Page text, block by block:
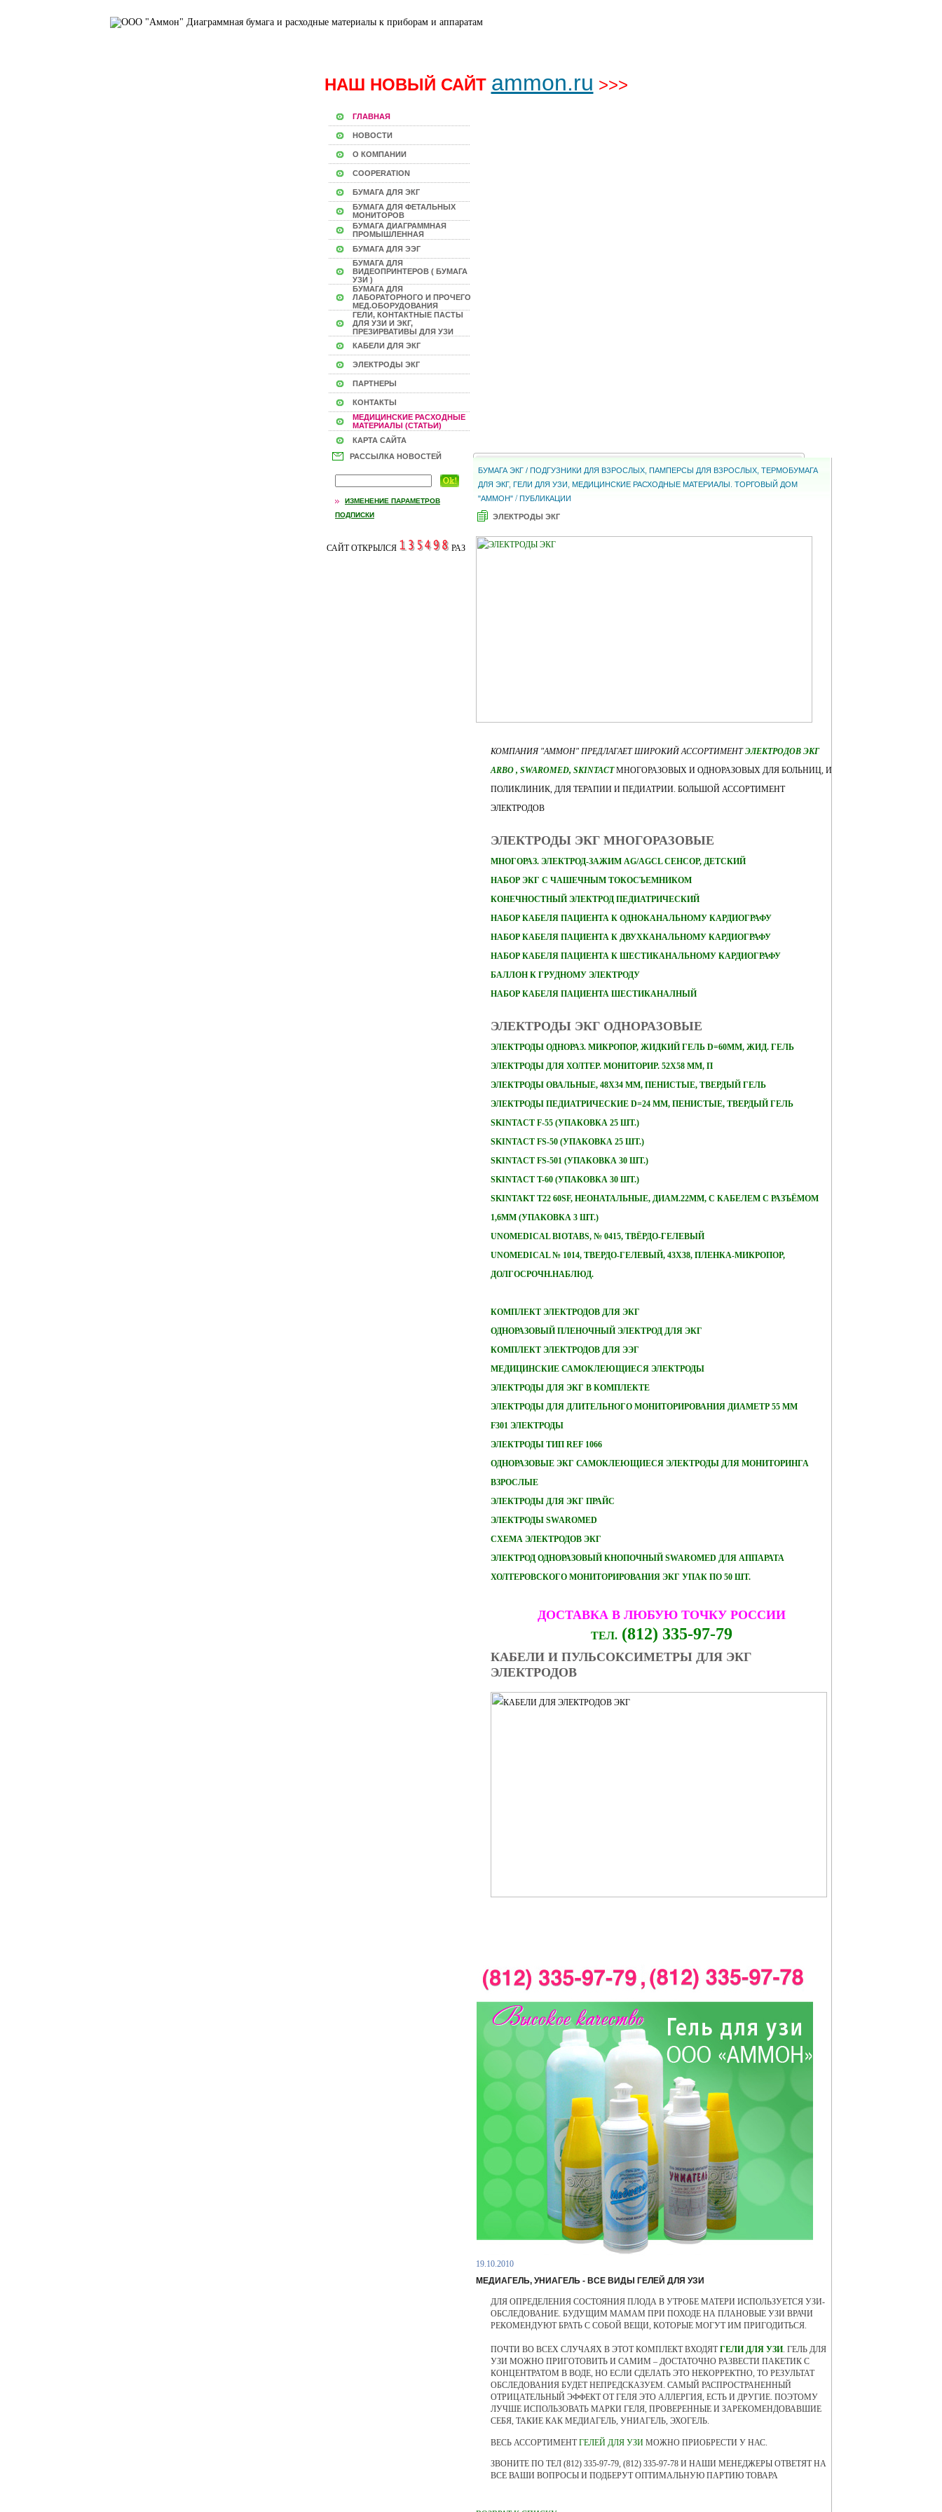
НАШ НОВЫЙ САЙТ ammon.ru >>>
ГЛАВНАЯ
НОВОСТИ
О КОМПАНИИ
COOPERATION
БУМАГА ДЛЯ ЭКГ
БУМАГА ДЛЯ ФЕТАЛЬНЫХ
МОНИТОРОВ
БУМАГА ДИАГРАММНАЯ
ПРОМЫШЛЕННАЯ
БУМАГА ДЛЯ ЭЭГ
БУМАГА ДЛЯ
ВИДЕОПРИНТЕРОВ ( БУМАГА
УЗИ )
БУМАГА ДЛЯ
ЛАБОРАТОРНОГО И ПРОЧЕГО
МЕД.ОБОРУДОВАНИЯ
ГЕЛИ, КОНТАКТНЫЕ ПАСТЫ
ДЛЯ УЗИ И ЭКГ,
ПРЕЗИРВАТИВЫ ДЛЯ УЗИ
КАБЕЛИ ДЛЯ ЭКГ
ЭЛЕКТРОДЫ ЭКГ
ПАРТНЕРЫ
КОНТАКТЫ
МЕДИЦИНСКИЕ РАСХОДНЫЕ
МАТЕРИАЛЫ (СТАТЬИ)
КАРТА САЙТА
РАССЫЛКА НОВОСТЕЙ
ИЗМЕНЕНИЕ ПАРАМЕТРОВ
ПОДПИСКИ
САЙТ ОТКРЫЛСЯ РАЗ
БУМАГА ЭКГ / ПОДГУЗНИКИ ДЛЯ ВЗРОСЛЫХ, ПАМПЕРСЫ ДЛЯ ВЗРОСЛЫХ, ТЕРМОБУМАГА
ДЛЯ ЭКГ, ГЕЛИ ДЛЯ УЗИ, МЕДИЦИНСКИЕ РАСХОДНЫЕ МАТЕРИАЛЫ. ТОРГОВЫЙ ДОМ
"АММОН" /ПУБЛИКАЦИИ
ЭЛЕКТРОДЫ ЭКГ
КОМПАНИЯ "АММОН" ПРЕДЛАГАЕТ ШИРОКИЙ АССОРТИМЕНТЭЛЕКТРОДОВ ЭКГ
ARBO , SWAROMED, SKINTACTМНОГОРАЗОВЫХ И ОДНОРАЗОВЫХ ДЛЯ БОЛЬНИЦ, И
ПОЛИКЛИНИК, ДЛЯ ТЕРАПИИ И ПЕДИАТРИИ. БОЛЬШОЙ АССОРТИМЕНТ
ЭЛЕКТРОДОВ
ЭЛЕКТРОДЫ ЭКГ МНОГОРАЗОВЫЕ
МНОГОРАЗ. ЭЛЕКТРОД-ЗАЖИМ AG/AGCL СЕНСОР, ДЕТСКИЙ
НАБОР ЭКГ С ЧАШЕЧНЫМ ТОКОСЪЕМНИКОМ
КОНЕЧНОСТНЫЙ ЭЛЕКТРОД ПЕДИАТРИЧЕСКИЙ
НАБОР КАБЕЛЯ ПАЦИЕНТА К ОДНОКАНАЛЬНОМУ КАРДИОГРАФУ
НАБОР КАБЕЛЯ ПАЦИЕНТА К ДВУХКАНАЛЬНОМУ КАРДИОГРАФУ
НАБОР КАБЕЛЯ ПАЦИЕНТА К ШЕСТИКАНАЛЬНОМУ КАРДИОГРАФУ
БАЛЛОН К ГРУДНОМУ ЭЛЕКТРОДУ
НАБОР КАБЕЛЯ ПАЦИЕНТА ШЕСТИКАНАЛНЫЙ
ЭЛЕКТРОДЫ ЭКГ ОДНОРАЗОВЫЕ
ЭЛЕКТРОДЫ ОДНОРАЗ. МИКРОПОР, ЖИДКИЙ ГЕЛЬ D=60ММ, ЖИД. ГЕЛЬ
ЭЛЕКТРОДЫ ДЛЯ ХОЛТЕР. МОНИТОРИР. 52Х58 ММ, П
ЭЛЕКТРОДЫ ОВАЛЬНЫЕ, 48Х34 ММ, ПЕНИСТЫЕ, ТВЕРДЫЙ ГЕЛЬ
ЭЛЕКТРОДЫ ПЕДИАТРИЧЕСКИЕ D=24 ММ, ПЕНИСТЫЕ, ТВЕРДЫЙ ГЕЛЬ
SKINTACT F-55 (УПАКОВКА 25 ШТ.)
SKINTACT FS-50 (УПАКОВКА 25 ШТ.)
SKINTACT FS-501 (УПАКОВКА 30 ШТ.)
SKINTACT T-60 (УПАКОВКА 30 ШТ.)
SKINTAKT T22 60SF, НЕОНАТАЛЬНЫЕ, ДИАМ.22ММ, С КАБЕЛЕМ С РАЗЪЁМОМ
1,6ММ (УПАКОВКА 3 ШТ.)
UNOMEDICAL BIOTABS, № 0415, ТВЁРДО-ГЕЛЕВЫЙ
UNOMEDICAL № 1014, ТВЕРДО-ГЕЛЕВЫЙ, 43Х38, ПЛЕНКА-МИКРОПОР,
ДОЛГОСРОЧН.НАБЛЮД.
КОМПЛЕКТ ЭЛЕКТРОДОВ ДЛЯ ЭКГ
ОДНОРАЗОВЫЙ ПЛЕНОЧНЫЙ ЭЛЕКТРОД ДЛЯ ЭКГ
КОМПЛЕКТ ЭЛЕКТРОДОВ ДЛЯ ЭЭГ
МЕДИЦИНСКИЕ САМОКЛЕЮЩИЕСЯ ЭЛЕКТРОДЫ
ЭЛЕКТРОДЫ ДЛЯ ЭКГ В КОМПЛЕКТЕ
ЭЛЕКТРОДЫ ДЛЯ ДЛИТЕЛЬНОГО МОНИТОРИРОВАНИЯ ДИАМЕТР 55 ММ
F301 ЭЛЕКТРОДЫ
ЭЛЕКТРОДЫ ТИП REF 1066
ОДНОРАЗОВЫЕ ЭКГ САМОКЛЕЮЩИЕСЯ ЭЛЕКТРОДЫ ДЛЯ МОНИТОРИНГА
ВЗРОСЛЫЕ
ЭЛЕКТРОДЫ ДЛЯ ЭКГ ПРАЙС
ЭЛЕКТРОДЫ SWAROMED
СХЕМА ЭЛЕКТРОДОВ ЭКГ
ЭЛЕКТРОД ОДНОРАЗОВЫЙ КНОПОЧНЫЙ SWAROMED ДЛЯ АППАРАТА
ХОЛТЕРОВСКОГО МОНИТОРИРОВАНИЯ ЭКГ УПАК ПО 50 ШТ.
ДОСТАВКА В ЛЮБУЮ ТОЧКУ РОССИИ
ТЕЛ. (812) 335-97-79
КАБЕЛИ И ПУЛЬСОКСИМЕТРЫ ДЛЯ ЭКГ
ЭЛЕКТРОДОВ
19.10.2010
МЕДИАГЕЛЬ, УНИАГЕЛЬ - ВСЕ ВИДЫ ГЕЛЕЙ ДЛЯ УЗИ
ДЛЯ ОПРЕДЕЛЕНИЯ СОСТОЯНИЯ ПЛОДА В УТРОБЕ МАТЕРИ ИСПОЛЬЗУЕТСЯ УЗИ-
ОБСЛЕДОВАНИЕ. БУДУЩИМ МАМАМ ПРИ ПОХОДЕ НА ПЛАНОВЫЕ УЗИ ВРАЧИ
РЕКОМЕНДУЮТ БРАТЬ С СОБОЙ ВЕЩИ, КОТОРЫЕ МОГУТ ИМ ПРИГОДИТЬСЯ.
ПОЧТИ ВО ВСЕХ СЛУЧАЯХ В ЭТОТ КОМПЛЕКТ ВХОДЯТГЕЛИ ДЛЯ УЗИ. ГЕЛЬ ДЛЯ
УЗИ МОЖНО ПРИГОТОВИТЬ И САМИМ – ДОСТАТОЧНО РАЗВЕСТИ ПАКЕТИК С
КОНЦЕНТРАТОМ В ВОДЕ, НО ЕСЛИ СДЕЛАТЬ ЭТО НЕКОРРЕКТНО, ТО РЕЗУЛЬТАТ
ОБСЛЕДОВАНИЯ БУДЕТ НЕПРЕДСКАЗУЕМ. САМЫЙ РАСПРОСТРАНЕННЫЙ
ОТРИЦАТЕЛЬНЫЙ ЭФФЕКТ ОТ ГЕЛЯ ЭТО АЛЛЕРГИЯ, ЕСТЬ И ДРУГИЕ. ПОЭТОМУ
ЛУЧШЕ ИСПОЛЬЗОВАТЬ МАРКИ ГЕЛЯ, ПРОВЕРЕННЫЕ И ЗАРЕКОМЕНДОВАВШИЕ
СЕБЯ, ТАКИЕ КАК МЕДИАГЕЛЬ, УНИАГЕЛЬ, ЭХОГЕЛЬ.
ВЕСЬ АССОРТИМЕНТГЕЛЕЙ ДЛЯ УЗИ МОЖНО ПРИОБРЕСТИ У НАС.
ЗВОНИТЕ ПО ТЕЛ (812) 335-97-79, (812) 335-97-78 И НАШИ МЕНЕДЖЕРЫ ОТВЕТЯТ НА
ВСЕ ВАШИ ВОПРОСЫ И ПОДБЕРУТ ОПТИМАЛЬНУЮ ПАРТИЮ ТОВАРА